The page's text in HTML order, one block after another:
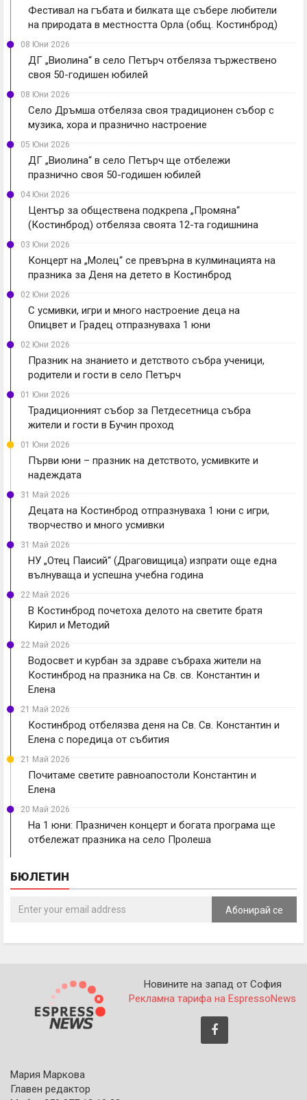
Фестивал на гъбата и билката ще събере любители
на природата в местността Орла (общ. Костинброд)
08 Юни 2026
ДГ „Виолина“ в село Петърч отбеляза тържествено
своя 50-годишен юбилей
08 Юни 2026
Село Дръмша отбеляза своя традиционен събор с
музика, хора и празнично настроение
05 Юни 2026
ДГ „Виолина“ в село Петърч ще отбележи
празнично своя 50-годишен юбилей
04 Юни 2026
Център за обществена подкрепа „Промяна“
(Костинброд) отбеляза своята 12-та годишнина
03 Юни 2026
Концерт на „Молец“ се превърна в кулминацията на
празника за Деня на детето в Костинброд
02 Юни 2026
С усмивки, игри и много настроение деца на
Опицвет и Градец отпразнуваха 1 юни
02 Юни 2026
Празник на знанието и детството събра ученици,
родители и гости в село Петърч
01 Юни 2026
Традиционният събор за Петдесетница събра
жители и гости в Бучин проход
01 Юни 2026
Първи юни – празник на детството, усмивките и
надеждата
31 Май 2026
Децата на Костинброд отпразнуваха 1 юни с игри,
творчество и много усмивки
31 Май 2026
НУ „Отец Паисий“ (Драговищица) изпрати още една
вълнуваща и успешна учебна година
22 Май 2026
В Костинброд почетоха делото на светите братя
Кирил и Методий
22 Май 2026
Водосвет и курбан за здраве събраха жители на
Костинброд на празника на Св. св. Константин и
Елена
21 Май 2026
Костинброд отбелязва деня на Св. Св. Константин и
Елена с поредица от събития
21 Май 2026
Почитаме светите равноапостоли Константин и
Елена
20 Май 2026
На 1 юни: Празничен концерт и богата програма ще
отбележат празника на село Пролеша
БЮЛЕТИН
Абонирай се
Новините на запад от София
Рекламна тарифа на EspressoNews
Мария Маркова
Главен редактор